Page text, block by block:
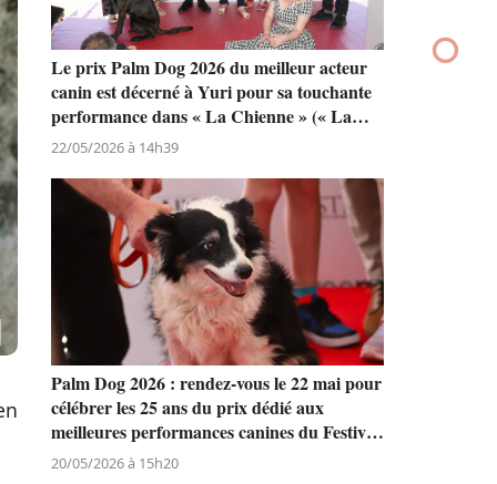
Le prix Palm Dog 2026 du meilleur acteur
canin est décerné à Yuri pour sa touchante
performance dans « La Chienne » (« La
Perra ») de Dominga Sotomayor
22/05/2026 à 14h39
Palm Dog 2026 : rendez-vous le 22 mai pour
célébrer les 25 ans du prix dédié aux
meilleures performances canines du Festival
de Cannes
20/05/2026 à 15h20